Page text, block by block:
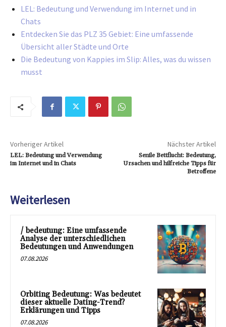
LEL: Bedeutung und Verwendung im Internet und in
Chats
Entdecken Sie das PLZ 35 Gebiet: Eine umfassende
Übersicht aller Städte und Orte
Die Bedeutung von Kappies im Slip: Alles, was du wissen
musst
Vorheriger Artikel
LEL: Bedeutung und Verwendung
im Internet und in Chats
Nächster Artikel
Senile Bettflucht: Bedeutung,
Ursachen und hilfreiche Tipps für
Betroffene
Weiterlesen
/ bedeutung: Eine umfassende
Analyse der unterschiedlichen
Bedeutungen und Anwendungen
07.08.2026
Orbiting Bedeutung: Was bedeutet
dieser aktuelle Dating-Trend?
Erklärungen und Tipps
07.08.2026